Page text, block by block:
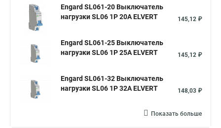
Engard SL061-20 Выключатель
нагрузки SL06 1Р 20А ELVERT
145,12 ₽
Engard SL061-25 Выключатель
нагрузки SL06 1Р 25А ELVERT
145,12 ₽
Engard SL061-32 Выключатель
нагрузки SL06 1Р 32А ELVERT
148,03 ₽
Показать больше